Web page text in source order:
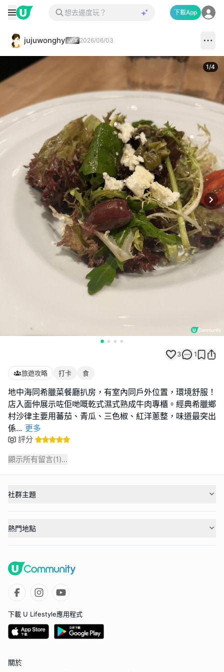
下載App
jujuwonghy 2026/06/03
1/4
3 1
旅遊攻略 打卡 食
地中海同希臘菜餐廳扒房，有室內同戶外位置，環境舒服！
店入面仲展示咗佢哋嘅乾式濕式熟成牛肉專櫃。經典希臘鄉
村沙律主要用蕃茄、青瓜、三色椒、紅洋蔥整，味道最突出
係... 更多
評分
顯示所有留言(1)...
社群主題
熱門地點
下載 U Lifestyle應用程式
關於